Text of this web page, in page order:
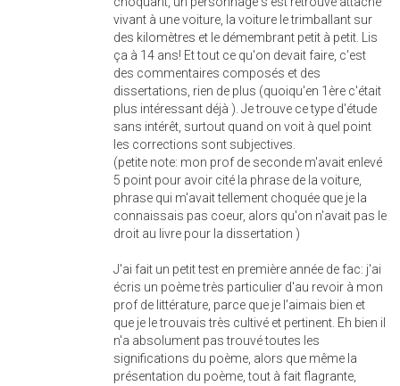
vivant à une voiture, la voiture le trimballant sur
des kilomètres et le démembrant petit à petit. Lis
ça à 14 ans! Et tout ce qu'on devait faire, c'est
des commentaires composés et des
dissertations, rien de plus (quoiqu'en 1ère c'était
plus intéressant déjà ). Je trouve ce type d'étude
sans intérêt, surtout quand on voit à quel point
les corrections sont subjectives.
(petite note: mon prof de seconde m'avait enlevé
5 point pour avoir cité la phrase de la voiture,
phrase qui m'avait tellement choquée que je la
connaissais pas coeur, alors qu'on n'avait pas le
droit au livre pour la dissertation )
J'ai fait un petit test en première année de fac: j'ai
écris un poème très particulier d'au revoir à mon
prof de littérature, parce que je l'aimais bien et
que je le trouvais très cultivé et pertinent. Eh bien il
n'a absolument pas trouvé toutes les
significations du poème, alors que même la
présentation du poème, tout à fait flagrante,